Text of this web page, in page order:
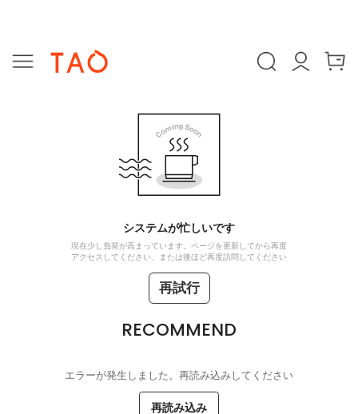
システムが忙しいです
現在少し負荷が高まっています。ページを更新してから再度
アクセスしてください、または後ほど再度訪問してください
再試行
RECOMMEND
エラーが発生しました。再読み込みしてください
再読み込み